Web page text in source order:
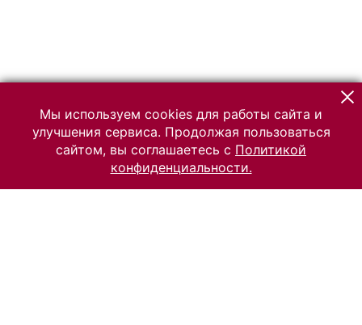
Мы используем cookies для работы сайта и
улучшения сервиса. Продолжая пользоваться
сайтом, вы соглашаетесь с Политикой
конфиденциальности.